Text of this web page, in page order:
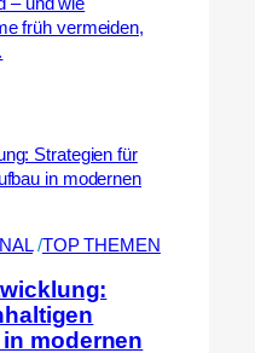
– und wie
früh vermeiden,
/TOP THEMEN
modernen